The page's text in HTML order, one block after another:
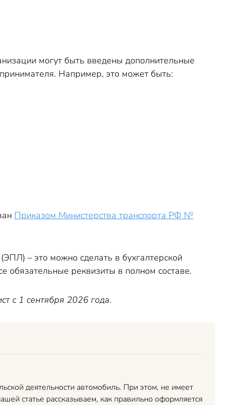
могут быть введены дополнительные
Например, это может быть:
Приказом Министерства транспорта РФ №
– это можно сделать в бухгалтерской
реквизиты в полном составе.
с 1 сентября 2026 года.
деятельности автомобиль. При этом, не имеет
статье рассказываем, как правильно оформляется